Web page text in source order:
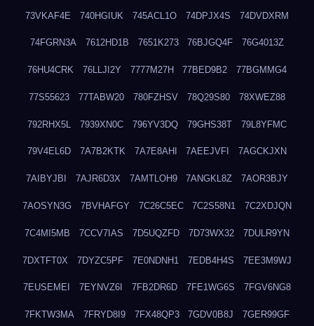
73VKAF4E 740HGIUK 745ACL1O 74DPJX4S 74DVDXRM
74FGRN3A 7612HD1B 7651K273 76BJGQ4F 76G4013Z
76HU4CRK 76LLJI2Y 7777M27H 77BED9B2 77BGMMG4
77S55623 77TABW20 780FZHSV 78Q29S80 78XWEZ88
792RHX5L 7939XN0C 796YV3DQ 79GHS38T 79L8YFMC
79V4EL6D 7A7B2KTK 7A7E8AHI 7AEEJVFI 7AGCKJXN
7AIBYJBI 7AJR6D3X 7AMTLOH9 7ANGKL8Z 7AOR3BJY
7AOSYN3G 7BVHAFGY 7C26C5EC 7C2S58N1 7C2XDJQN
7C4MI5MB 7CCV7IAS 7D5UQZFD 7D73WX32 7DULR9YN
7DXTFT0X 7DYZC5PF 7E0NDNH1 7EDB4H4S 7EE3M9WJ
7EUSEMEI 7EYNVZ6I 7FB2DR6D 7FE1WG6S 7FGV6NG8
7FKTW3MA 7FRYD8I9 7FX48QP3 7GDV0B8J 7GER99GF